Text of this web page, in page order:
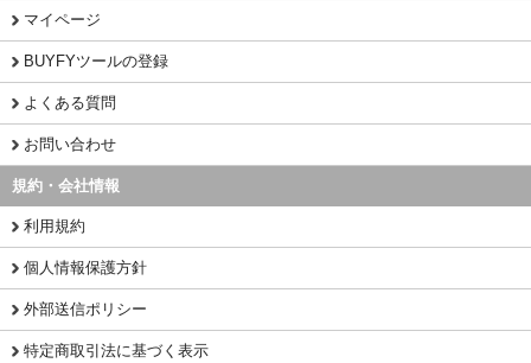
マイページ
BUYFYツールの登録
よくある質問
お問い合わせ
規約・会社情報
利用規約
個人情報保護方針
外部送信ポリシー
特定商取引法に基づく表示